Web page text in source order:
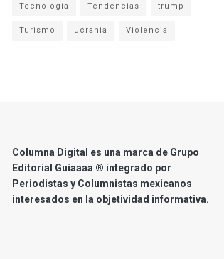
Tecnología Tendencias trump
Turismo ucrania Violencia
Columna Digital es una marca de Grupo
Editorial Guíaaaa ® integrado por
Periodistas y Columnistas mexicanos
interesados en la objetividad informativa.